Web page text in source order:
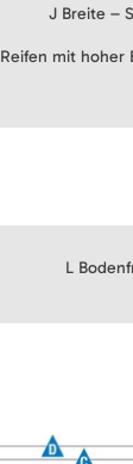
J Breite –
Reifen mit hoher
L